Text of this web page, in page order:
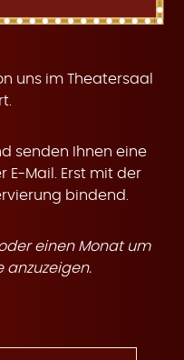
uns im Theatersaal
senden Ihnen eine
Mail. Erst mit der
bindend.
einen Monat um
anzuzeigen.